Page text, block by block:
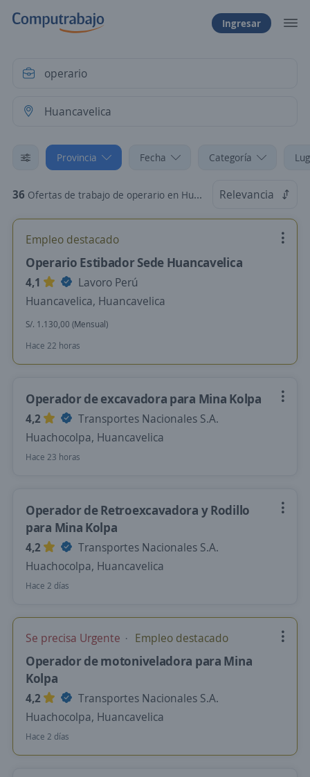
Ingresar
Provincia Fecha Categoría
36 Ofertas de trabajo de operario en Huancavelica Relevancia
Empleo destacado
Operario Estibador Sede Huancavelica
4,1
Lavoro Perú
Huancavelica, Huancavelica
S/. 1.130,00 (Mensual)
Hace 22 horas
Operador de excavadora para Mina Kolpa
4,2
Transportes Nacionales S.A.
Huachocolpa, Huancavelica
Hace 23 horas
Operador de Retroexcavadora y Rodillo
para Mina Kolpa
4,2
Transportes Nacionales S.A.
Huachocolpa, Huancavelica
Hace 2 días
Se precisa Urgente Empleo destacado
Operador de motoniveladora para Mina
Kolpa
4,2
Transportes Nacionales S.A.
Huachocolpa, Huancavelica
Hace 2 días